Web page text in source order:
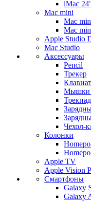
iMac
Mac mini
Mac
Mac
Apple Studio
Mac Studio
Аксессуары
Pencil
Трекер
Мышки
Чехол-
Колонки
Apple TV
Apple Vision
Смартфоны
Galaxy
Galaxy